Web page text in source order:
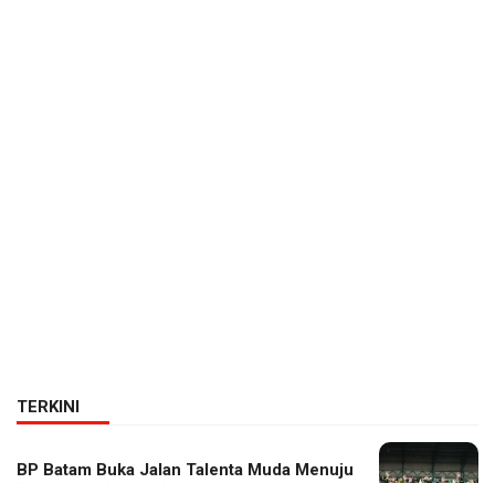
TERKINI
BP Batam Buka Jalan Talenta Muda Menuju